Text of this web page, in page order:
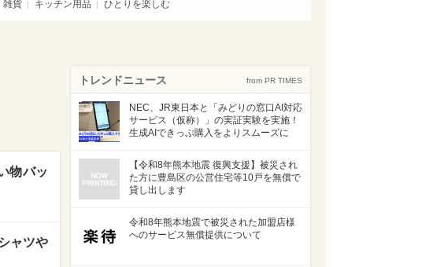
雑貨 キッチン用品 ひとりを楽しむ
物バッ
ャツや
トレンドニュース from PR TIMES
NEC、JR東日本と「みどりの窓口AI対応
サービス（仮称）」の実証実験を実施！
生成AIできっぷ購入をよりスムーズに
【令和8年熊本地震 復興支援】被災され
た方に豊島区の公営住宅等10戸を無償で
貸し出します
令和8年熊本地震で被災された加盟店様
へのサービス無償提供について